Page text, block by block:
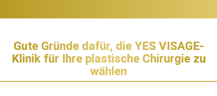
Gute Gründe dafür, die YES VISAGE-
Klinik für Ihre plastische Chirurgie zu
wählen